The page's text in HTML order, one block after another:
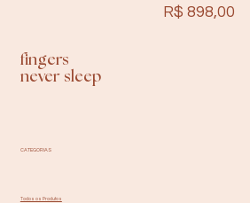
Preço
R$ 898,00
fingers
never sleep
CATEGORIAS
Todos os Produtos